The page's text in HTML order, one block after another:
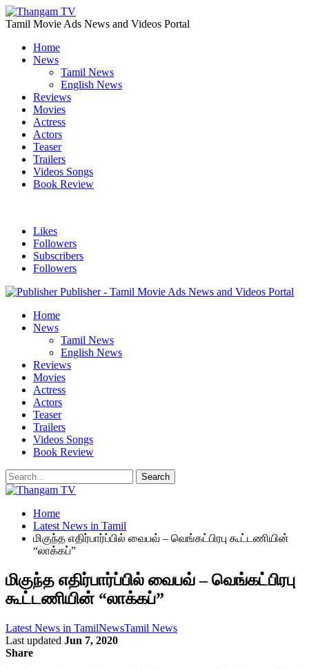
Tamil Movie Ads News and Videos Portal
Home
News
Tamil News
English News
Reviews
Movies
Actress
Actors
Teaser
Trailers
Videos Songs
Book Review
Likes
Followers
Subscribers
Followers
Publisher - Tamil Movie Ads News and Videos Portal
Home
News
Tamil News
English News
Reviews
Movies
Actress
Actors
Teaser
Trailers
Videos Songs
Book Review
Home
Latest News in Tamil
மிகுந்த எதிர்பார்ப்பில் வைபவ் – வெங்கட்பிரபு கூட்டணியின்
“லாக்கப்”
மிகுந்த எதிர்பார்ப்பில் வைபவ் – வெங்கட்பிரபு
கூட்டணியின் “லாக்கப்”
Latest News in TamilNewsTamil News
Last updated Jun 7, 2020
Share